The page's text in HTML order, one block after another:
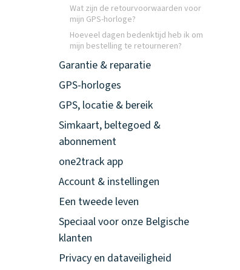
Wat zijn de retourvoorwaarden voor
mijn GPS-horloge?
Hoeveel dagen bedenktijd heb ik om
mijn bestelling te retourneren?
Garantie & reparatie
GPS-horloges
GPS, locatie & bereik
Simkaart, beltegoed &
abonnement
one2track app
Account & instellingen
Een tweede leven
Speciaal voor onze Belgische
klanten
Privacy en dataveiligheid